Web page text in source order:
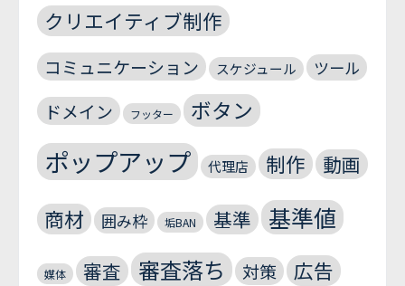
クリエイティブ制作
コミュニケーション スケジュール ツール
ドメイン フッター ボタン
ポップアップ 代理店 制作 動画
商材 囲み枠 垢BAN 基準 基準値
媒体 審査 審査落ち 対策 広告